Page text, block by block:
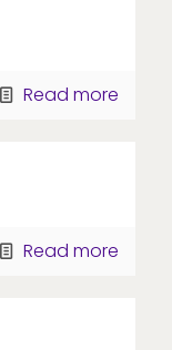
Read more
Read more